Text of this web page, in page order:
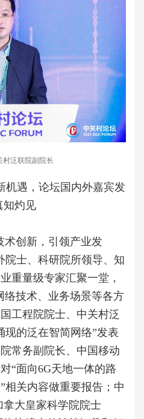
村泛联院副院长
机遇，论坛国内外嘉宾发
知灼见
创新，引领产业发
院士、科研院所领导、知
重量级专家汇聚一堂，
络技术、业务场景等各方
工程院院士、中关村泛
现的泛在智简网络”发表
常务副院长、中国移动
“面向6G天地一体的路
相关内容做重要报告；中
拿大皇家科学院院士